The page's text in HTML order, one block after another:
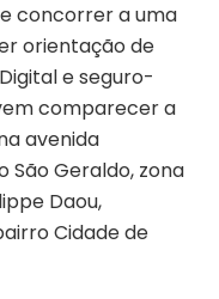
concorrer a uma
orientação de
e seguro-
comparecer a
avenida
São Geraldo, zona
Daou,
Cidade de